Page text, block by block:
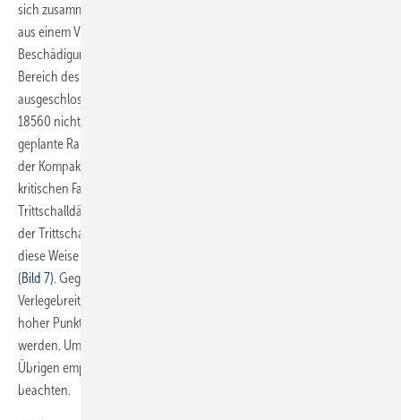
sich zusammen aus einer reißfesten Gitterfolie, einer Faserpolsterlage
aus einem Vlies und einem Dämmschaum. Damit werden
Beschädigungen der Kompakt-Dämmhülse und Schallbrücken im
Bereich des Fußbodens durch ungedämmte Rohrleitungen
ausgeschlossen und zwar auch dann, wenn man die Estrichnorm DIN
18560 nicht erfüllen kann, weil mit den fertiggestellten Baumaßen die
geplante Raumhöhe nicht mehr einzuhalten ist. Unter Verwendung
der Kompakt-Dämmhülse kann man in diesem bautechnisch
kritischen Fall die in der DIN geforderte Ausgleichsschicht mit der
Trittschalldämmschicht zusammenfassen, ohne dass sich dadurch
der Trittschall der Decke und der Deckenauflage verschlechtert. Auf
diese Weise wird die Fußbodenaufbauhöhe wirtschaftlich verringert
(Bild 7). Gegenüber einer runden Dämmung wird dabei außerdem die
Verlegebreite deutlich reduziert, sodass Estrichschäden z.B. infolge
hoher Punktlasten bei zu großen Estrichunterbrechungen vermieden
werden. Um solche Estrichschäden sicher auszuschließen, wird im
Übrigen empfohlen, die im
beachten.